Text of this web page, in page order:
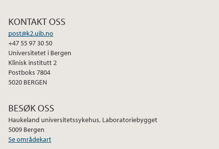
KONTAKT OSS
post@k2.uib.no
+47 55 97 30 50
Universitetet i Bergen
Klinisk institutt 2
Postboks 7804
5020 BERGEN
BESØK OSS
Haukeland universitetssykehus, Laboratoriebygget
5009 Bergen
Se områdekart